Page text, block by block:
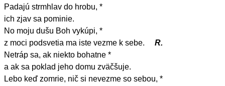
Padajú strmhlav do hrobu, *
ich zjav sa pominie.
No moju dušu Boh vykúpi, *
z moci podsvetia ma iste vezme k sebe.
R.
Netráp sa, ak niekto bohatne *
a ak sa poklad jeho domu zväčšuje.
Lebo keď zomrie, nič si nevezme so sebou, *